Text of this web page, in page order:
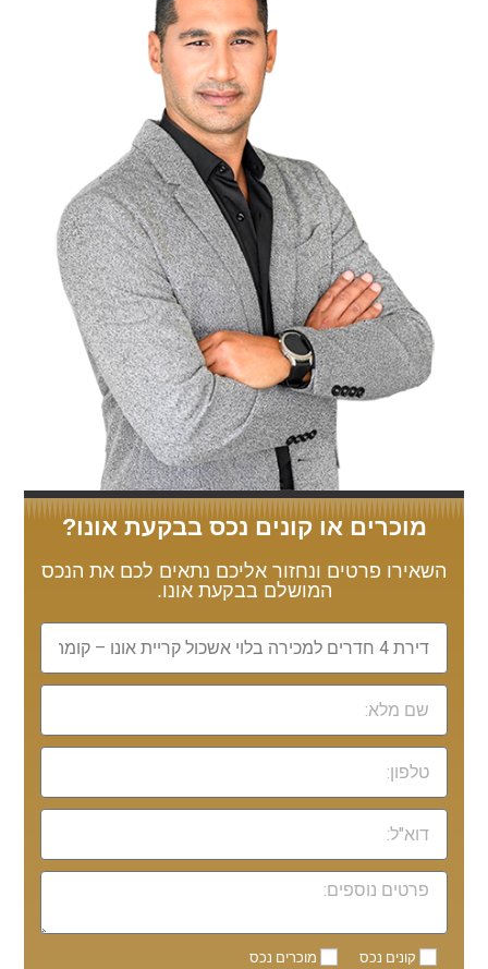
מוכרים או קונים נכס בבקעת אונו?
השאירו פרטים ונחזור אליכם נתאים לכם את הנכס
המושלם בבקעת אונו.
קונים נכס מוכרים נכס